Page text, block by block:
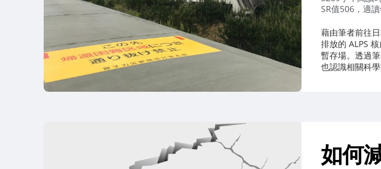
SR值506，適
藉由筆者前往
排放的 ALPS
暫存場。透過
也認識相關科學
如何